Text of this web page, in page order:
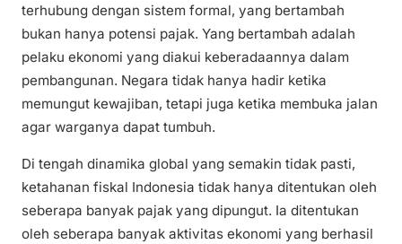
terhubung dengan sistem formal, yang bertambah
bukan hanya potensi pajak. Yang bertambah adalah
pelaku ekonomi yang diakui keberadaannya dalam
pembangunan. Negara tidak hanya hadir ketika
memungut kewajiban, tetapi juga ketika membuka jalan
agar warganya dapat tumbuh.
Di tengah dinamika global yang semakin tidak pasti,
ketahanan fiskal Indonesia tidak hanya ditentukan oleh
seberapa banyak pajak yang dipungut. Ia ditentukan
oleh seberapa banyak aktivitas ekonomi yang berhasil